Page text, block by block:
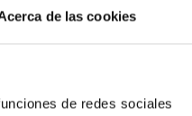
de las cookies
de redes sociales